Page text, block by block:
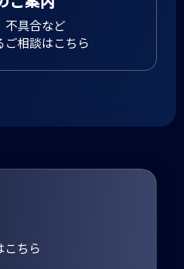
不具合など
ご相談はこちら
こちら